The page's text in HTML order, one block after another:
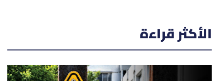
الأكثر قراءة